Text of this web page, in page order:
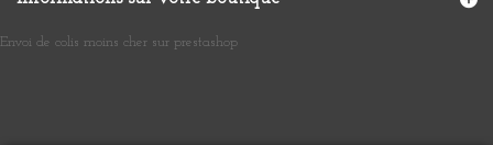
Envoi de colis moins cher sur prestashop